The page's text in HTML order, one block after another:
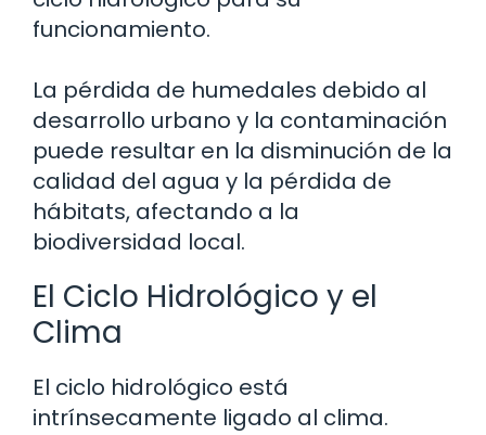
funcionamiento.
La pérdida de humedales debido al
desarrollo urbano y la contaminación
puede resultar en la disminución de la
calidad del agua y la pérdida de
hábitats, afectando a la
biodiversidad local.
El Ciclo Hidrológico y el
Clima
El ciclo hidrológico está
intrínsecamente ligado al clima.